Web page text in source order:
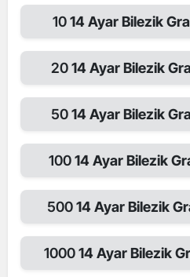
1014 Ayar Bilezik
2014 Ayar Bilezik
5014 Ayar Bilezik
10014 Ayar Bilezik
50014 Ayar Bilezik
100014 Ayar Bilezik